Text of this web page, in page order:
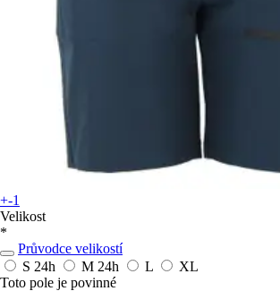
+-1
Velikost
*
Průvodce velikostí
S 24h M 24h L
XL
Toto pole je povinné